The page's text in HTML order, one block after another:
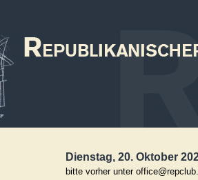
Dienstag, 20. Oktober
bitte vorher unter